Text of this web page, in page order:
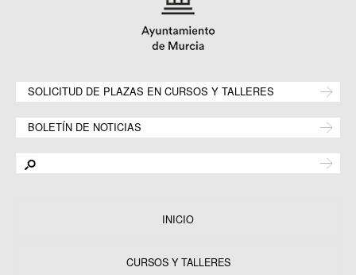
SOLICITUD DE PLAZAS EN CURSOS Y TALLERES
BOLETÍN DE NOTICIAS
INICIO
CURSOS Y TALLERES